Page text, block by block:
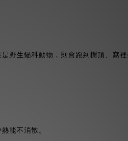
生貓科動物，則會跑到樹頂、窩裡
能不消散。